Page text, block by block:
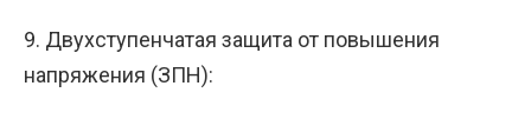
9. Двухступенчатая защита от повышения
напряжения (ЗПН):